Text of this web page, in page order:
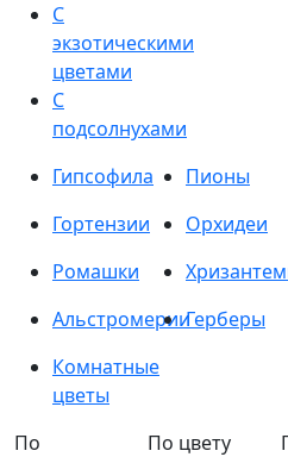
С
экзотическими
цветами
С
подсолнухами
Гипсофила
Пионы
Гортензии
Орхидеи
Ромашки
АльстромерииГерберы
Комнатные
цветы
По
По цвету